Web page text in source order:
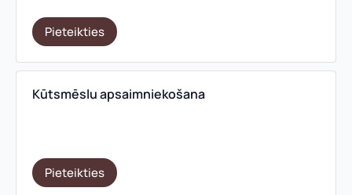
Pieteikties
Kūtsmēslu apsaimniekošana
Pieteikties